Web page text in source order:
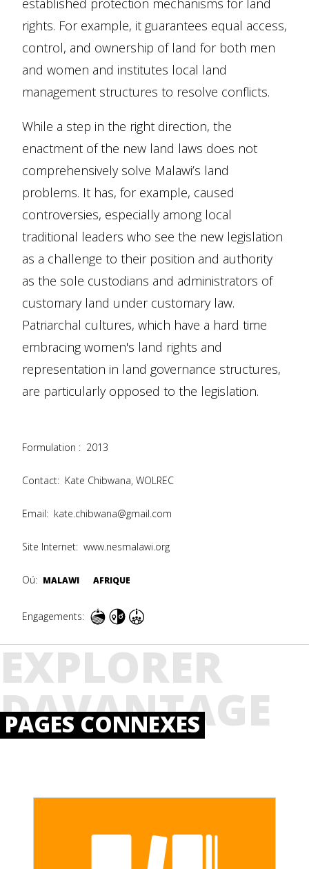
established protection mechanisms for land
rights. For example, it guarantees equal access,
control, and ownership of land for both men
and women and institutes local land
management structures to resolve conflicts.
While a step in the right direction, the
enactment of the new land laws does not
comprehensively solve Malawi’s land
problems. It has, for example, caused
controversies, especially among local
traditional leaders who see the new legislation
as a challenge to their position and authority
as the sole custodians and administrators of
customary land under customary law.
Patriarchal cultures, which have a hard time
embracing women's land rights and
representation in land governance structures,
are particularly opposed to the legislation.
Formulation : 2013
Contact: Kate Chibwana, WOLREC
Email: kate.chibwana@gmail.com
Site Internet: www.nesmalawi.org
Oú: MALAWI AFRIQUE
Engagements:
EXPLORER
DAVANTAGE
PAGES CONNEXES